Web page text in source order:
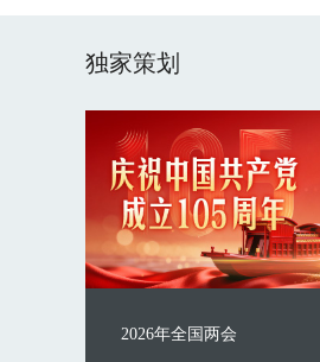
独家策划
2026年全国两会